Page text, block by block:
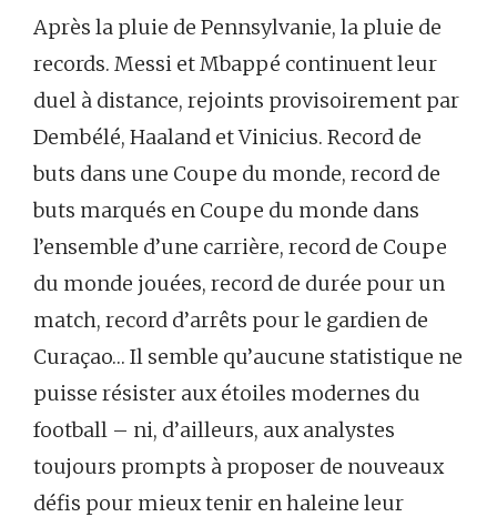
Après la pluie de Pennsylvanie, la pluie de
records. Messi et Mbappé continuent leur
duel à distance, rejoints provisoirement par
Dembélé, Haaland et Vinicius. Record de
buts dans une Coupe du monde, record de
buts marqués en Coupe du monde dans
l’ensemble d’une carrière, record de Coupe
du monde jouées, record de durée pour un
match, record d’arrêts pour le gardien de
Curaçao… Il semble qu’aucune statistique ne
puisse résister aux étoiles modernes du
football – ni, d’ailleurs, aux analystes
toujours prompts à proposer de nouveaux
défis pour mieux tenir en haleine leur